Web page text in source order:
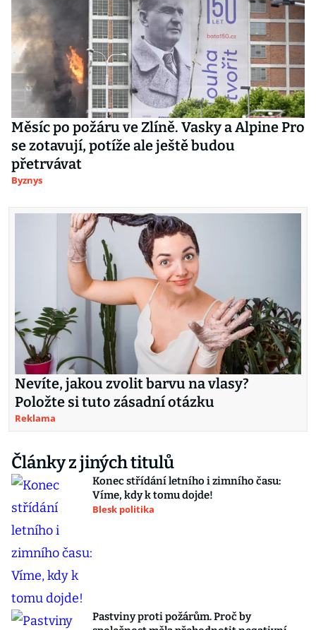
Měsíc po požáru ve Zlíně. Vasky a Alpine Pro
se zotavují, potíže ale ještě budou
přetrvávat
Byznys
Nevíte, jakou zvolit barvu na vlasy?
Položte si tuto zásadní otázku
Reklama
Články z jiných titulů
Konec střídání letního i zimního času:
Víme, kdy k tomu dojde!
Blesk politika
Pastviny proti požárům. Proč by